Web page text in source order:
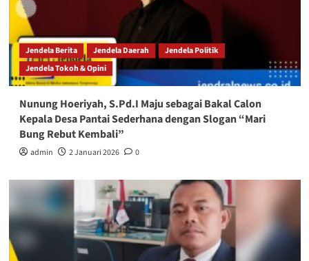
Jendela Berita Jendela Daerah
Jendela Politik
Jendela Tokoh & Opini
Nunung Hoeriyah, S.Pd.I Maju sebagai Bakal Calon
Kepala Desa Pantai Sederhana dengan Slogan “Mari
Bung Rebut Kembali”
admin 2 Januari 2026 0